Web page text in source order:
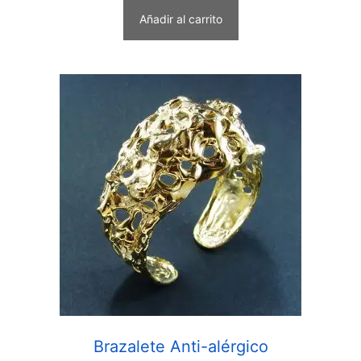
5
Añadir al carrito
Brazalete Anti-alérgico